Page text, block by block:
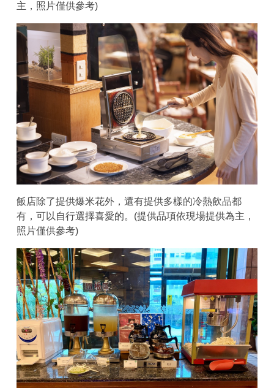
主，照片僅供參考)
飯店除了提供爆米花外，還有提供多樣的冷熱飲品都
有，可以自行選擇喜愛的。(提供品項依現場提供為主，
照片僅供參考)